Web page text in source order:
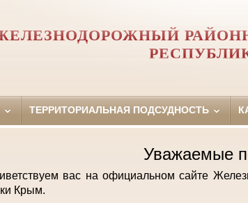
ТЕРРИТОРИАЛЬНАЯ ПОДСУДНОСТЬ
Уважаемые
вас на официальном сайте
Крым.